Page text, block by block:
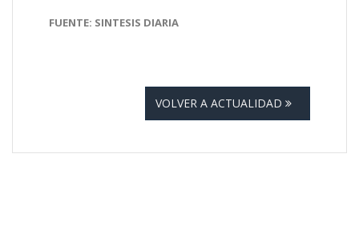
FUENTE: SINTESIS DIARIA
VOLVER A ACTUALIDAD